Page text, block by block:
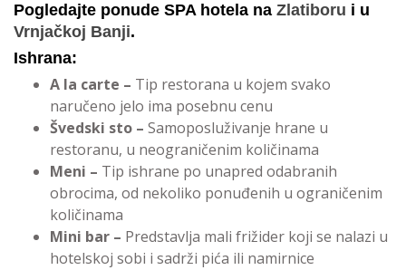
Pogledajte ponude SPA hotela na Zlatiboru i u
Vrnjačkoj Banji.
Ishrana:
A la carte – Tip restorana u kojem svako
naručeno jelo ima posebnu cenu
Švedski sto – Samoposluživanje hrane u
restoranu, u neograničenim količinama
Meni – Tip ishrane po unapred odabranih
obrocima, od nekoliko ponuđenih u ograničenim
količinama
Mini bar – Predstavlja mali frižider koji se nalazi u
hotelskoj sobi i sadrži pića ili namirnice